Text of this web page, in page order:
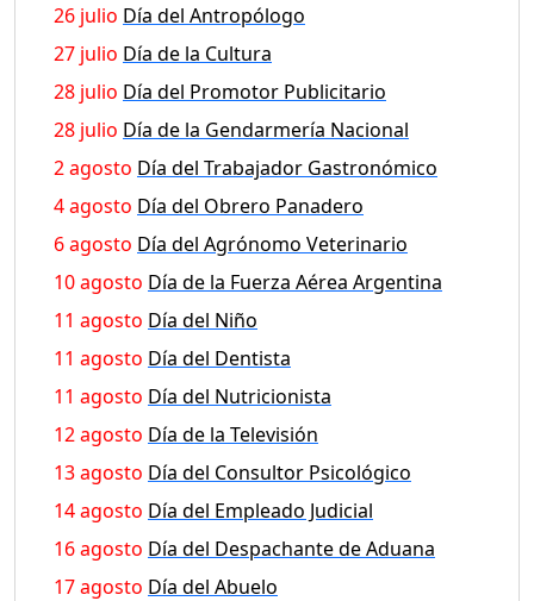
26 julio Día del Antropólogo
27 julio Día de la Cultura
28 julio Día del Promotor Publicitario
28 julio Día de la Gendarmería Nacional
2 agosto Día del Trabajador Gastronómico
4 agosto Día del Obrero Panadero
6 agosto Día del Agrónomo Veterinario
10 agosto Día de la Fuerza Aérea Argentina
11 agosto Día del Niño
11 agosto Día del Dentista
11 agosto Día del Nutricionista
12 agosto Día de la Televisión
13 agosto Día del Consultor Psicológico
14 agosto Día del Empleado Judicial
16 agosto Día del Despachante de Aduana
17 agosto Día del Abuelo